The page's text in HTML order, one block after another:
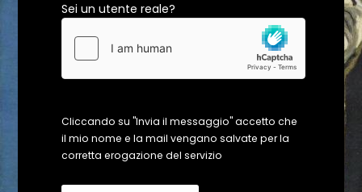
Sei un utente reale?
Cliccando su "Invia il messaggio" accetto che
il mio nome e la mail vengano salvate per la
corretta erogazione del servizio